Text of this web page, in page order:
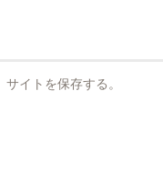
イトを保存する。